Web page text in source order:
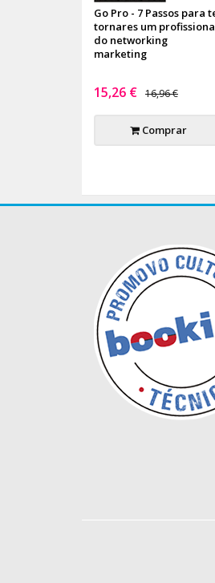
Go Pro - 7 Passos para
tornares um
do networking
marketing
15,26 € 16,96 €
Comprar